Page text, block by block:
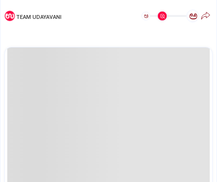
TEAM UDAYAVANI ಅ ಅ